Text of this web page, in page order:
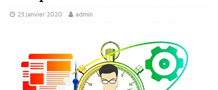
23 janvier 2020 admin